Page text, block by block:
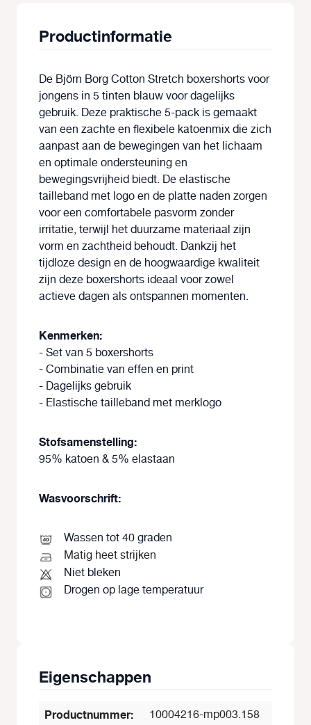
Productinformatie
De Björn Borg Cotton Stretch boxershorts voor
jongens in 5 tinten blauw voor dagelijks
gebruik. Deze praktische 5-pack is gemaakt
van een zachte en flexibele katoenmix die zich
aanpast aan de bewegingen van het lichaam
en optimale ondersteuning en
bewegingsvrijheid biedt. De elastische
tailleband met logo en de platte naden zorgen
voor een comfortabele pasvorm zonder
irritatie, terwijl het duurzame materiaal zijn
vorm en zachtheid behoudt. Dankzij het
tijdloze design en de hoogwaardige kwaliteit
zijn deze boxershorts ideaal voor zowel
actieve dagen als ontspannen momenten.
Kenmerken:
- Set van 5 boxershorts
- Combinatie van effen en print
- Dagelijks gebruik
- Elastische tailleband met merklogo
Stofsamenstelling:
95% katoen & 5% elastaan
Wasvoorschrift:
Wassen tot 40 graden
Matig heet strijken
Niet bleken
Drogen op lage temperatuur
Eigenschappen
Productnummer: 10004216-mp003.158